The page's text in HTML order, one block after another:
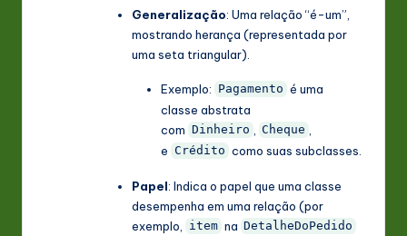
Generalização: Uma relação “é-um”,
mostrando herança (representada por
uma seta triangular).
Exemplo: Pagamento é uma
classe abstrata
com Dinheiro Cheque
e Crédito como suas subclasses.
Papel: Indica o papel que uma classe
desempenha em uma relação (por
exemplo,
item na DetalheDoPedido